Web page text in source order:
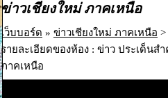
ข่าวเชียงใหม่ ภาคเหนือ
เว็บบอร์ด » ข่าวเชียงใหม่ ภาคเหนือ
รายละเอียดของห้อง : ข่าว ประเด็นส
ภาคเหนือ